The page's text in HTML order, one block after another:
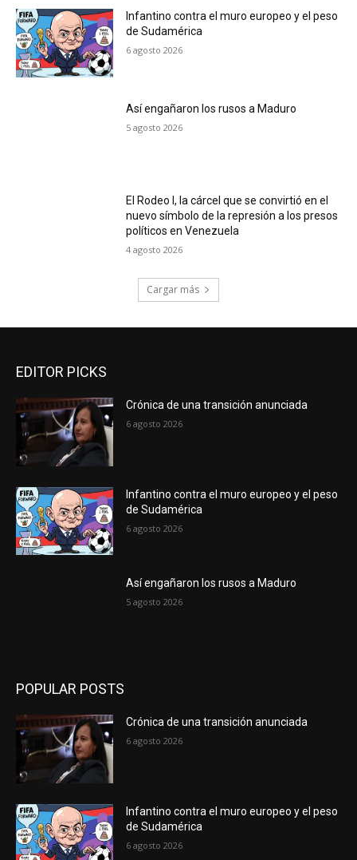
Infantino contra el muro europeo y el peso
de Sudamérica
6 agosto 2026
Así engañaron los rusos a Maduro
5 agosto 2026
El Rodeo I, la cárcel que se convirtió en el
nuevo símbolo de la represión a los presos
políticos en Venezuela
4 agosto 2026
Cargar más
EDITOR PICKS
Crónica de una transición anunciada
6 agosto 2026
Infantino contra el muro europeo y el peso
de Sudamérica
6 agosto 2026
Así engañaron los rusos a Maduro
5 agosto 2026
POPULAR POSTS
Crónica de una transición anunciada
6 agosto 2026
Infantino contra el muro europeo y el peso
de Sudamérica
6 agosto 2026